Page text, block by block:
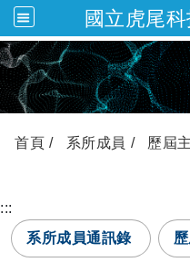
國立虎尾
跳到
首頁 系所成員 歷屆
:::
系所成員通訊錄